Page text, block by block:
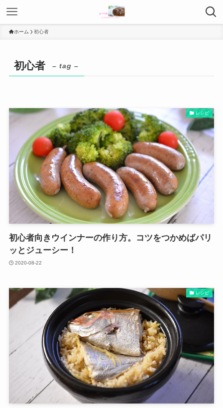
ホーム 初心者
初心者 – tag –
レシピ
初心者向きウインナーの作り方。コツをつかめばパリ
ッとジューシー！
2020-08-22
レシピ